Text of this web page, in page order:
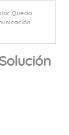
Queda